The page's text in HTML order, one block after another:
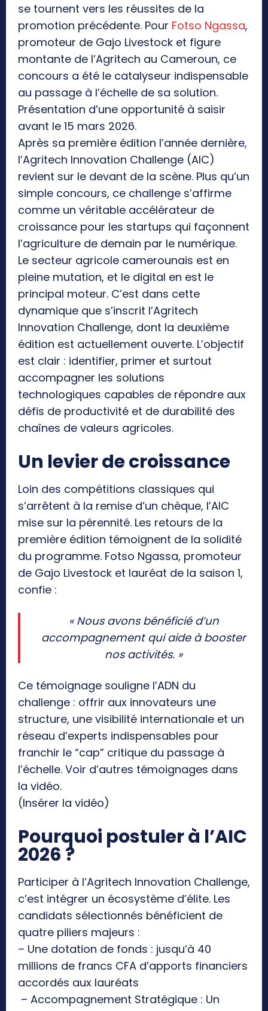
se tournent vers les réussites de la
promotion précédente. Pour Fotso Ngassa,
promoteur de Gajo Livestock et figure
montante de l’Agritech au Cameroun, ce
concours a été le catalyseur indispensable
au passage à l’échelle de sa solution.
Présentation d’une opportunité à saisir
avant le 15 mars 2026.
Après sa première édition l’année dernière,
l’Agritech Innovation Challenge (AIC)
revient sur le devant de la scène. Plus qu’un
simple concours, ce challenge s’affirme
comme un véritable accélérateur de
croissance pour les startups qui façonnent
l’agriculture de demain par le numérique.
Le secteur agricole camerounais est en
pleine mutation, et le digital en est le
principal moteur. C’est dans cette
dynamique que s’inscrit l’Agritech
Innovation Challenge, dont la deuxième
édition est actuellement ouverte. L’objectif
est clair : identifier, primer et surtout
accompagner les solutions
technologiques capables de répondre aux
défis de productivité et de durabilité des
chaînes de valeurs agricoles.
Un levier de croissance
Loin des compétitions classiques qui
s’arrêtent à la remise d’un chèque, l’AIC
mise sur la pérennité. Les retours de la
première édition témoignent de la solidité
du programme. Fotso Ngassa, promoteur
de Gajo Livestock et lauréat de la saison 1,
confie :
«Nous avons bénéficié d’un
accompagnement qui aide à booster
nos activités. »
Ce témoignage souligne l’ADN du
challenge : offrir aux innovateurs une
structure, une visibilité internationale et un
réseau d’experts indispensables pour
franchir le “cap” critique du passage à
l’échelle. Voir d’autres témoignages dans
la vidéo.
(Insérer la vidéo)
Pourquoi postuler à l’AIC
2026 ?
Participer à l’Agritech Innovation Challenge,
c’est intégrer un écosystème d’élite. Les
candidats sélectionnés bénéficient de
quatre piliers majeurs :
– Une dotation de fonds : jusqu’à 40
millions de francs CFA d’apports financiers
accordés aux lauréats
– Accompagnement Stratégique : Un